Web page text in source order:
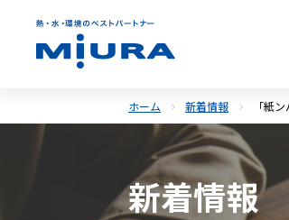
ホーム 新着情報 「紙
新着情報